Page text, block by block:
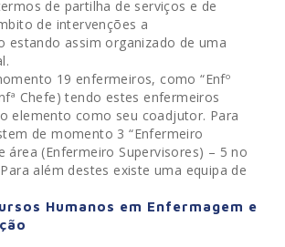
de partilha de serviços e de
de intervenções a
estando assim organizado de uma
19 enfermeiros, como “Enfº
Chefe) tendo estes enfermeiros
elemento como seu coadjutor. Para
de momento 3 “Enfermeiro
área (Enfermeiro Supervisores) – 5 no
além destes existe uma equipa de
Humanos em Enfermagem e